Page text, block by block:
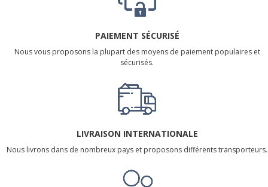
PAIEMENT SÉCURISÉ
Nous vous proposons la plupart des moyens de paiement populaires et
sécurisés.
LIVRAISON INTERNATIONALE
Nous livrons dans de nombreux pays et proposons différents transporteurs.